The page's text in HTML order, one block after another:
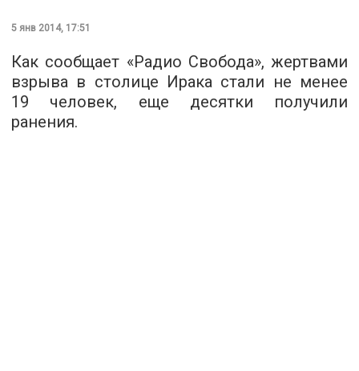
5 янв 2014, 17:51
Как сообщает «Радио Свобода», жертвами
взрыва в столице Ирака стали не менее
19 человек, еще десятки получили
ранения.